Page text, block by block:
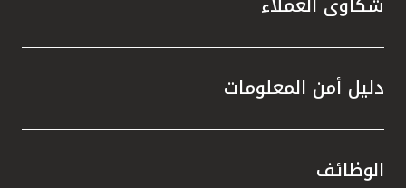
دليل أمن المعلومات
الوظائف